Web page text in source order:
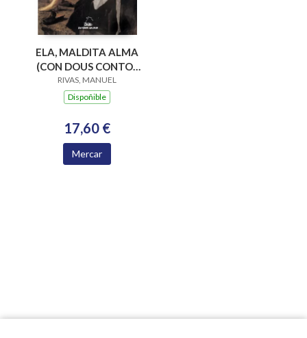
ELA, MALDITA ALMA
(CON DOUS CONTOS
INEDITOS)
RIVAS, MANUEL
Dispoñible
17,60 €
Mercar